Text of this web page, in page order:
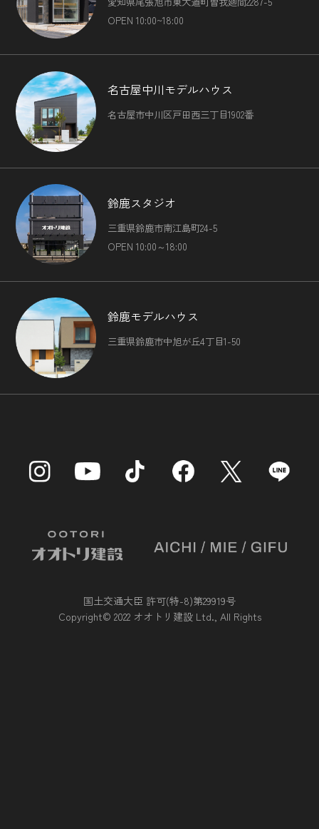
OPEN 10:00~18:00
名古屋中川モデルハウス
名古屋市中川区戸田西三丁目1902番
鈴鹿スタジオ
三重県鈴鹿市南江島町24-5
OPEN 10:00～18:00
鈴鹿モデルハウス
三重県鈴鹿市中旭が丘4丁目1-50
国土交通大臣 許可(特-8)第29919号
Copyright© 2022 オオトリ建設 Ltd., All Rights